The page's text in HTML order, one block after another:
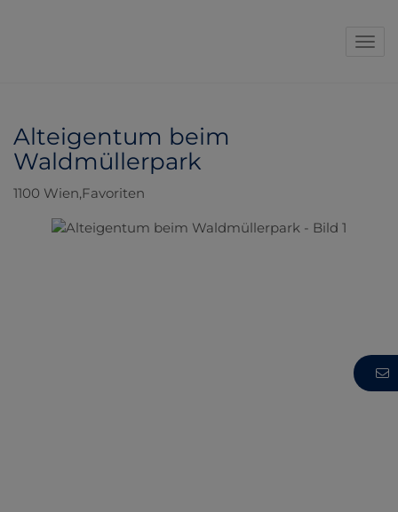
Alteigentum beim
Waldmüllerpark
1100 Wien,Favoriten